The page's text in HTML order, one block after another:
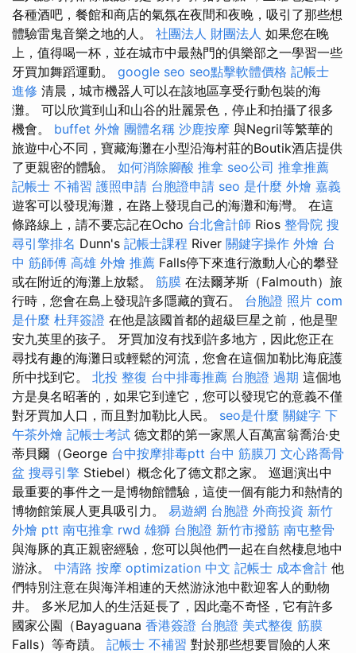
各種酒吧，餐館和商店的氣氛在夜間和夜晚，吸引了那些想
體驗雷鬼音樂之地的人。 社團法人 財團法人 如果您在晚
上，值得喝一杯，並在城市中最熱門的俱樂部之一學習一些
牙買加舞蹈運動。 google seo seo點擊軟體價格 記帳士
進修 清晨，城市機器人可以在該地區享受行動包裝的海
灘。 可以欣賞到山和山谷的壯麗景色，停止和拍攝了很多
機會。 buffet 外燴 團體名稱 沙鹿按摩 與Negril等繁華的
旅遊中心不同，寶藏海灘在小型沿海村莊的Boutik酒店提供
了更親密的體驗。 如何消除腳酸 推拿 seo公司 推拿推薦
記帳士 不補習 護照申請 台胞證申請 seo 是什麼 外燴 嘉義
遊客可以發現海灘，在路上發現自己的海灘和海灣。 在這
條路線上，請不要忘記在Ocho 台北會計師 Rios 整骨院 搜
尋引擎排名 Dunn's 記帳士課程 River 關鍵字操作 外燴 台
中 筋師傅 高雄 外燴 推薦 Falls停下來進行激動人心的攀登
或在附近的海灘上放鬆。 筋膜 在法爾茅斯（Falmouth）旅
行時，您會在島上發現許多隱藏的寶石。 台胞證 照片 com
是什麼 杜拜簽證 在他是該國首都的超級巨星之前，他是聖
安九英里的孩子。 牙買加沒有找到許多地方，因此您正在
尋找有趣的海灘日或輕鬆的河流，您會在這個加勒比海庇護
所中找到它。 北投 整復 台中排毒推薦 台胞證 過期 這個地
方是臭名昭著的，如果它到達它，您可以發現它的意義不僅
對牙買加人口，而且對加勒比人民。 seo是什麼 關鍵字 下
午茶外燴 記帳士考試 德文郡的第一家黑人百萬富翁喬治·史
蒂貝爾（George 台中按摩排毒ptt 台中 筋膜刀 文心路喬骨
盆 搜尋引擎 Stiebel）概念化了德文郡之家。 巡迴演出中
最重要的事件之一是博物館體驗，這使一個有能力和熱情的
博物館策展人更具吸引力。 易遊網 台胞證 外商投資 新竹
外燴 ptt 南屯推拿 rwd 雄獅 台胞證 新竹市撥筋 南屯整骨
與海豚的真正親密經驗，您可以與他們一起在自然棲息地中
游泳。 中清路 按摩 optimization 中文 記帳士 成本會計 他
們特別注意在與海洋相連的天然游泳池中歡迎客人的動物
井。 多米尼加人的生活延長了，因此毫不奇怪，它有許多
國家公園（Bayaguana 香港簽證 台胞證 美式整復 筋膜
Falls）等奇蹟。 記帳士 不補習 對於那些想要冒險的人來